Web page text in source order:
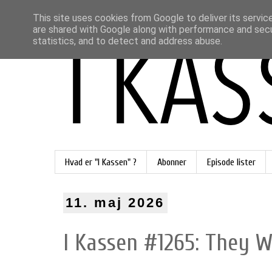
Hvad er "I Kassen" ? Abonner Episode lister
11. maj 2026
I Kassen #1265: They
This site uses cookies from Google to deliver its
are shared with Google along with performance and
statistics, and to detect and address abuse.